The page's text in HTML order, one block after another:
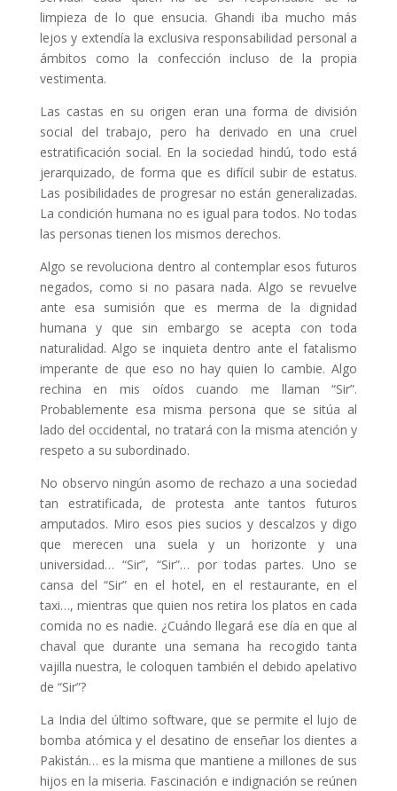
limpieza de lo que ensucia. Ghandi iba mucho más
lejos y extendía la exclusiva responsabilidad personal a
ámbitos como la confección incluso de la propia
vestimenta.
Las castas en su origen eran una forma de división
social del trabajo, pero ha derivado en una cruel
estratificación social. En la sociedad hindú, todo está
jerarquizado, de forma que es difícil subir de estatus.
Las posibilidades de progresar no están generalizadas.
La condición humana no es igual para todos. No todas
las personas tienen los mismos derechos.
Algo se revoluciona dentro al contemplar esos futuros
negados, como si no pasara nada. Algo se revuelve
ante esa sumisión que es merma de la dignidad
humana y que sin embargo se acepta con toda
naturalidad. Algo se inquieta dentro ante el fatalismo
imperante de que eso no hay quien lo cambie. Algo
rechina en mis oídos cuando me llaman “Sir”.
Probablemente esa misma persona que se sitúa al
lado del occidental, no tratará con la misma atención y
respeto a su subordinado.
No observo ningún asomo de rechazo a una sociedad
tan estratificada, de protesta ante tantos futuros
amputados. Miro esos pies sucios y descalzos y digo
que merecen una suela y un horizonte y una
universidad… “Sir”, “Sir”… por todas partes. Uno se
cansa del “Sir” en el hotel, en el restaurante, en el
taxi…, mientras que quien nos retira los platos en cada
comida no es nadie. ¿Cuándo llegará ese día en que al
chaval que durante una semana ha recogido tanta
vajilla nuestra, le coloquen también el debido apelativo
de “Sir”?
La India del último software, que se permite el lujo de
bomba atómica y el desatino de enseñar los dientes a
Pakistán… es la misma que mantiene a millones de sus
hijos en la miseria. Fascinación e indignación se reúnen